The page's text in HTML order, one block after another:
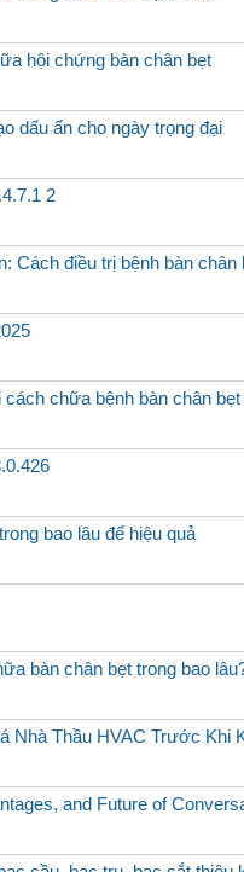
hội chứng bàn chân bẹt
dấu ấn cho ngày trọng đại
2
Cách điều trị bệnh bàn chân
chữa bệnh bàn chân bẹt
bao lâu để hiệu quả
bàn chân bẹt trong bao
Nhà Thầu HVAC Trước Khi
and Future of